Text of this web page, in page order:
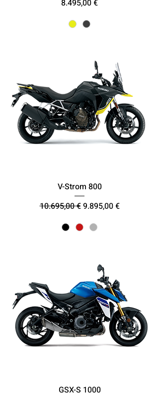
8.495,00 €
V-Strom 800
Κανονική τιμή
10.695,00 €Τιμή Έκπτωσης
9.895,00 €
GSX-S 1000